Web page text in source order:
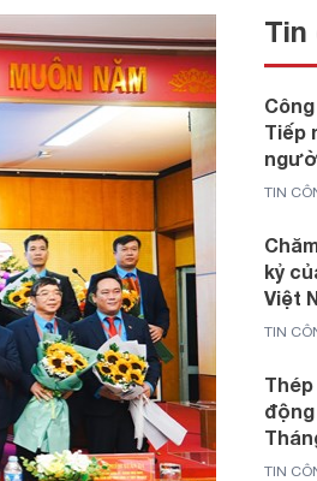
Tin
Tiếp
TIN
kỷ
Việt
TIN
TIN